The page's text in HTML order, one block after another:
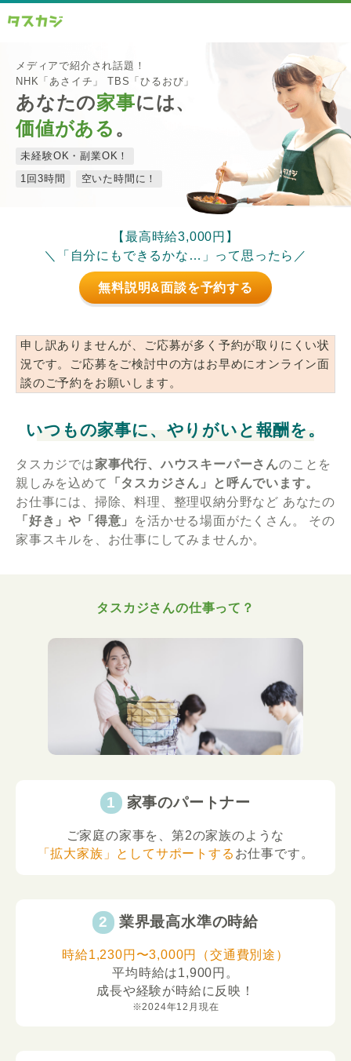
メディアで紹介され話題！
NHK「あさイチ」 TBS「ひるおび」
あなたの家事には、
価値がある 。
未経験OK・副業OK！
1回3時間
空いた時間に！
【最高時給3,000円】
＼「自分にもできるかな…」って思ったら／
無料説明&面談を予約する
申し訳ありませんが、ご応募が多く予約が取りにくい状
況です。ご応募をご検討中の方はお早めにオンライン面
談のご予約をお願いします。
いつもの家事に、やりがいと報酬を。
タスカジでは家事代行、ハウスキーパーさんのことを
親しみを込めて
「タスカジさん」と呼んでいます。
お仕事には、掃除、料理、整理収納分野など あなたの
「好き」や「得意」
を活かせる場面がたくさん。
その
家事スキルを、お仕事にしてみませんか。
タスカジさんの仕事って？
家事のパートナー
ご家庭の家事を、第2の家族のような
「拡大家族」としてサポートする お仕事です。
業界最高水準の時給
時給1,230円〜3,000円（交通費別途）
平均時給は1,900円。
成長や経験が時給に反映！
※2024年12月現在